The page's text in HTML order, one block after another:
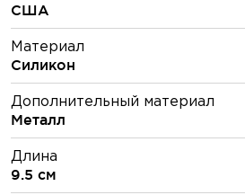
США
Материал
Силикон
Дополнительный материал
Металл
Длина
9.5 см